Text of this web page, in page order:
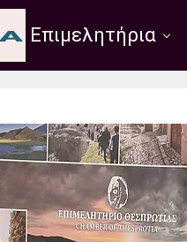
Επιμελητήρια